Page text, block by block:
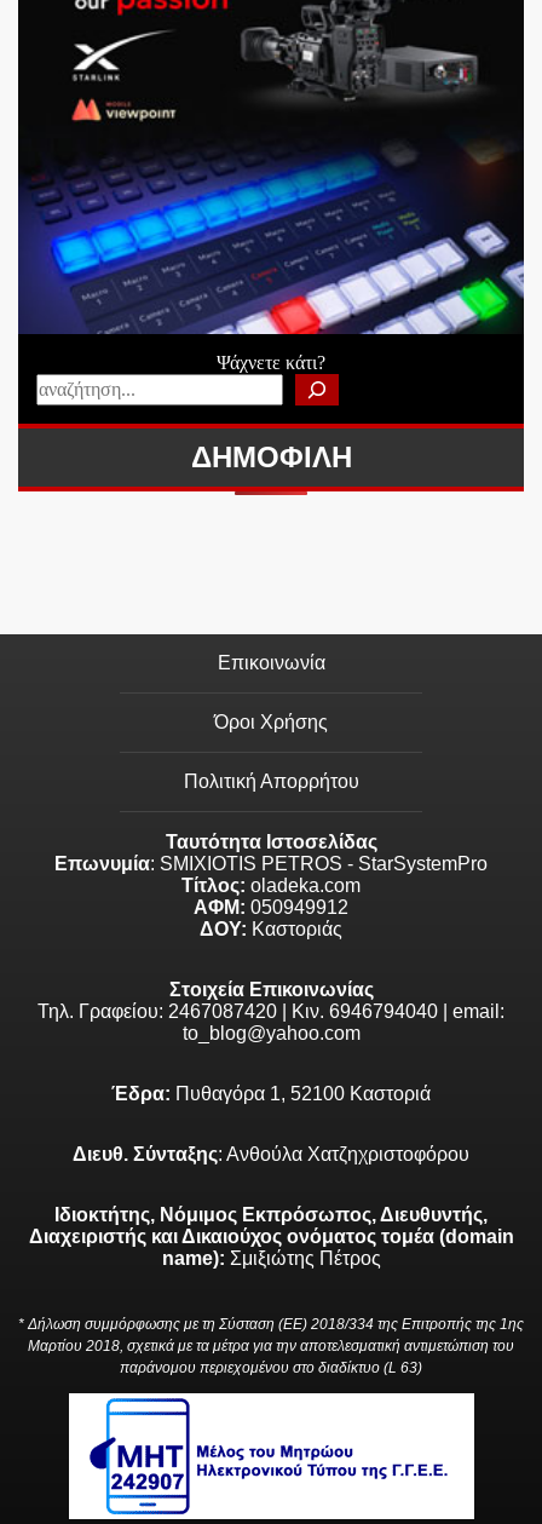
Ψάχνετε κάτι?
ΔΗΜΟΦΙΛΗ
Επικοινωνία
Όροι Χρήσης
Πολιτική Απορρήτου
Ταυτότητα Ιστοσελίδας
Επωνυμία: SMIXIOTIS PETROS - StarSystemPro
Τίτλος: oladeka.com
ΑΦΜ: 050949912
ΔΟΥ: Καστοριάς
Στοιχεία Επικοινωνίας
Τηλ. Γραφείου: 2467087420 | Κιν. 6946794040 | email:
to_blog@yahoo.com
Έδρα: Πυθαγόρα 1, 52100 Καστοριά
Διευθ. Σύνταξης: Ανθούλα Χατζηχριστοφόρου
Ιδιοκτήτης, Νόμιμος Εκπρόσωπος, Διευθυντής,
Διαχειριστής και Δικαιούχος ονόματος τομέα (domain
name): Σμιξιώτης Πέτρος
* Δήλωση συμμόρφωσης με τη Σύσταση (ΕΕ) 2018/334 της Επιτροπής της 1ης
Μαρτίου 2018, σχετικά με τα μέτρα για την αποτελεσματική αντιμετώπιση του
παράνομου περιεχομένου στο διαδίκτυο (L 63)